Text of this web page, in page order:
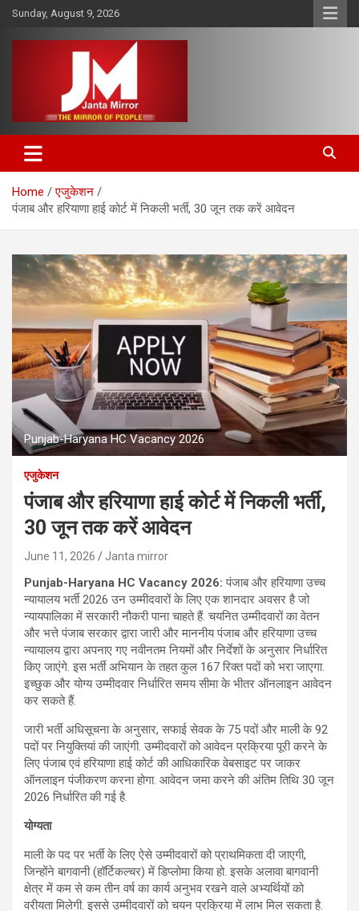
Skip
content
Sunday, August 9, 2026
Janta Mirror
Home
एजुकेशन
पंजाब और हरियाणा हाई कोर्ट में निकली भर्ती, 30 जून तक करें आवेदन
Punjab-Haryana HC Vacancy 2026
एजुकेशन
पंजाब और हरियाणा हाई कोर्ट में निकली भर्ती,
30 जून तक करें आवेदन
June 11, 2026 Janta mirror
Punjab-Haryana HC Vacancy 2026:पंजाब और हरियाणा उच्च
न्यायालय भर्ती 2026 उन उम्मीदवारों के लिए एक शानदार अवसर है जो
न्यायपालिका में सरकारी नौकरी पाना चाहते हैं. चयनित उम्मीदवारों का वेतन
और भत्ते पंजाब सरकार द्वारा जारी और माननीय पंजाब और हरियाणा उच्च
न्यायालय द्वारा अपनाए गए नवीनतम नियमों और निर्देशों के अनुसार निर्धारित
किए जाएंगे. इस भर्ती अभियान के तहत कुल 167 रिक्त पदों को भरा जाएगा.
इच्छुक और योग्य उम्मीदवार निर्धारित समय सीमा के भीतर ऑनलाइन आवेदन
कर सकते हैं.
जारी भर्ती अधिसूचना के अनुसार, सफाई सेवक के 75 पदों और माली के 92
पदों पर नियुक्तियां की जाएंगी. उम्मीदवारों को आवेदन प्रक्रिया पूरी करने के
लिए पंजाब एवं हरियाणा हाई कोर्ट की आधिकारिक वेबसाइट पर जाकर
ऑनलाइन पंजीकरण करना होगा. आवेदन जमा करने की अंतिम तिथि 30 जून
2026 निर्धारित की गई है.
योग्यता
माली के पद पर भर्ती के लिए ऐसे उम्मीदवारों को प्राथमिकता दी जाएगी,
जिन्होंने बागवानी (हॉर्टिकल्चर) में डिप्लोमा किया हो. इसके अलावा बागवानी
क्षेत्र में कम से कम तीन वर्ष का कार्य अनुभव रखने वाले अभ्यर्थियों को
वरीयता मिलेगी. इससे उम्मीदवारों को चयन प्रक्रिया में लाभ मिल सकता है.